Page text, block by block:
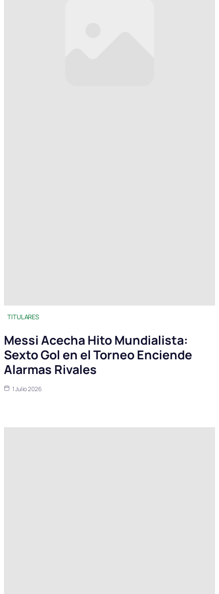
TITULARES
Messi Acecha Hito Mundialista:
Sexto Gol en el Torneo Enciende
Alarmas Rivales
1 Julio 2026